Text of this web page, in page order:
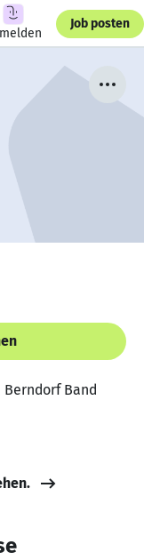
Job posten
Band